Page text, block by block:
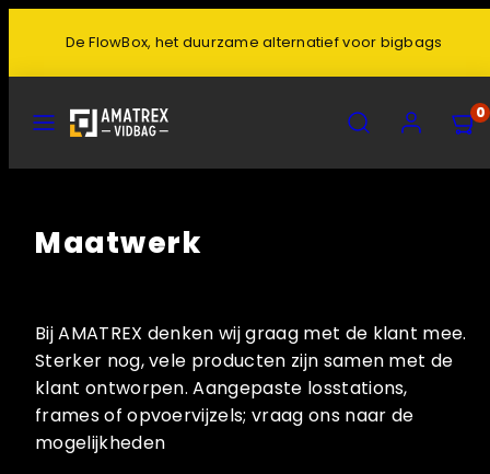
De FlowBox, het duurzame alternatief voor bigbags
MENU ACCOUNT0
Maatwerk
Bij AMATREX denken wij graag met de klant mee.
Sterker nog, vele producten zijn samen met de
klant ontworpen. Aangepaste losstations,
frames of opvoervijzels; vraag ons naar de
mogelijkheden